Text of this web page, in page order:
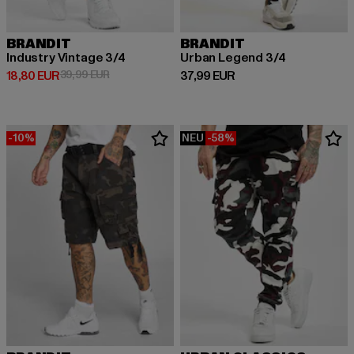
BRANDIT
Industry Vintage 3/4
18,80 EUR
Derzeitiger Preis: 18,80 EUR
39,99 EURAktionspreis: 39,99 EUR
BRANDIT
Urban Legend 3/4
37,99 EUR
Derzeitiger Preis: 37,99 EUR
-10% NEU -58%